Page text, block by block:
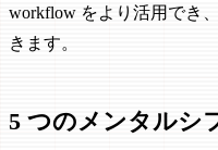
workflow をより活用でき
きます。
5 つのメンタルシ